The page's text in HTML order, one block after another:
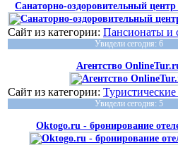
Санаторно-оздоровительный
Сайт из категории: Пансионаты и
Увидели сегодня: 6
Агентство
Сайт из категории:
Увидели сегодня: 5
Oktogo.ru - бронирование